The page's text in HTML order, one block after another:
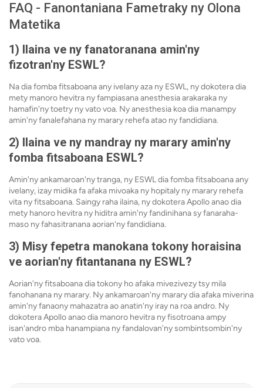
FAQ - Fanontaniana Fametraky ny Olona
Matetika
1) Ilaina ve ny fanatoranana amin'ny
fizotran'ny ESWL?
Na dia fomba fitsaboana any ivelany aza ny ESWL, ny dokotera dia
mety manoro hevitra ny fampiasana anesthesia arakaraka ny
hamafin'ny toetry ny vato voa. Ny anesthesia koa dia manampy
amin'ny fanalefahana ny marary rehefa atao ny fandidiana.
2) Ilaina ve ny mandray ny marary amin'ny
fomba fitsaboana ESWL?
Amin'ny ankamaroan'ny tranga, ny ESWL dia fomba fitsaboana any
ivelany, izay midika fa afaka mivoaka ny hopitaly ny marary rehefa
vita ny fitsaboana. Saingy raha ilaina, ny dokotera Apollo anao dia
mety hanoro hevitra ny hiditra amin'ny fandinihana sy fanaraha-
maso ny fahasitranana aorian'ny fandidiana.
3) Misy fepetra manokana tokony horaisina
ve aorian'ny fitantanana ny ESWL?
Aorian'ny fitsaboana dia tokony ho afaka mivezivezy tsy mila
fanohanana ny marary. Ny ankamaroan'ny marary dia afaka miverina
amin'ny fanaony mahazatra ao anatin'ny iray na roa andro. Ny
dokotera Apollo anao dia manoro hevitra ny fisotroana ampy
isan'andro mba hanampiana ny fandalovan'ny sombintsombin'ny
vato voa.